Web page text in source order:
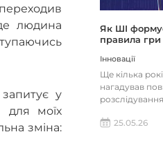
людина
у
для моїх
зміна:
Як ШІ
правила гри
Інновації
Ще кілька
нагадував
25.05.26